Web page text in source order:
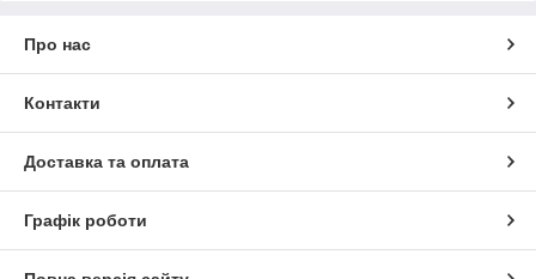
Про нас
Контакти
Доставка та оплата
Графік роботи